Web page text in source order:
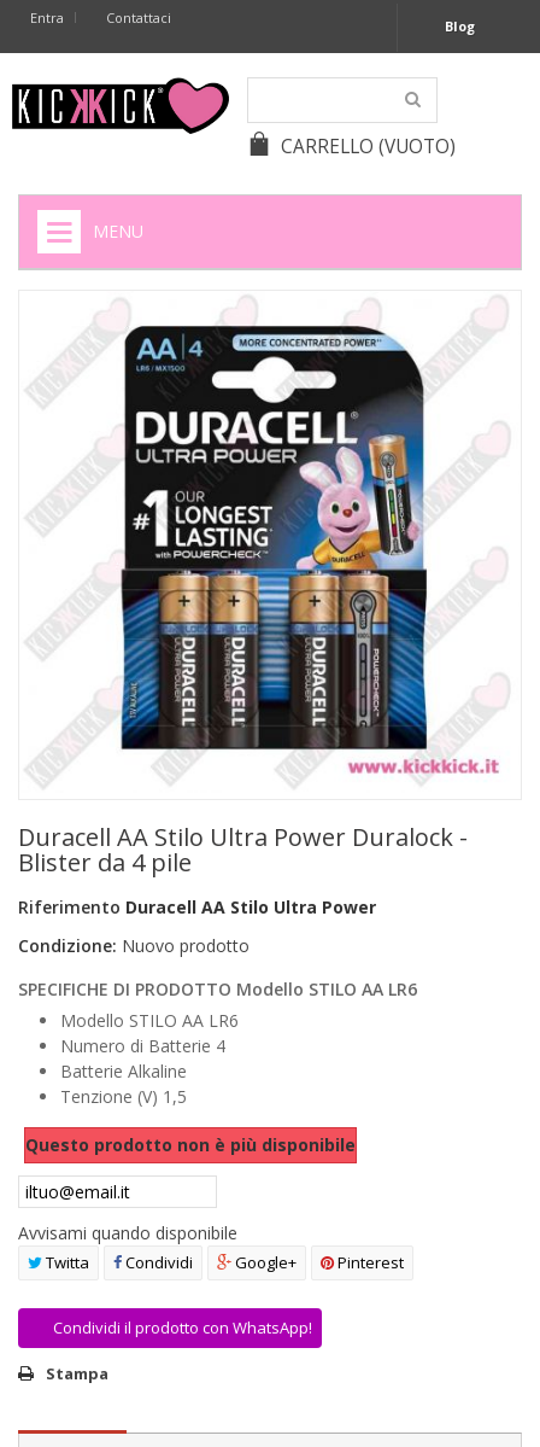
Entra Contattaci Blog
CARRELLO (VUOTO)
MENU
+
SIGARETTE ELETTRONICHE
CAPSULE CAFFÈ
+
BATTERIE APPARECCHI ACUSTICI
BATTERIE
+
PRODOTTI MONOUSO E TNT
FORNITURE ESTETICA
SEXY SHOP
+
CASA E CUCINA
+
CURA DELLA PERSONA
FAI DA TE
AUTO E MOTO
NOVITÀ
PROMOZIONI E COUPON
ARTICOLI IN OFFERTA
AREA RIVENDITORI
DICONO DI NOI
Duracell AA Stilo Ultra Power Duralock -
Blister da 4 pile
Riferimento Duracell AA Stilo Ultra Power
Condizione: Nuovo prodotto
SPECIFICHE DI PRODOTTO Modello STILO AA LR6
Modello STILO AA LR6
Numero di Batterie 4
Batterie Alkaline
Tenzione (V) 1,5
Questo prodotto non è più disponibile
Avvisami quando disponibile
Twitta Condividi Google+ Pinterest
Condividi il prodotto con WhatsApp!
Stampa